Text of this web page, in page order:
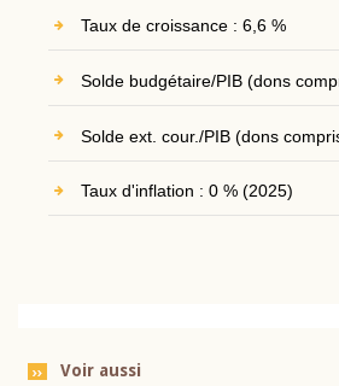
Taux de croissance : 6,6 %
Solde budgétaire/PIB (dons
Solde ext. cour./PIB (dons
Taux d'inflation : 0 % (2025)
Voir aussi